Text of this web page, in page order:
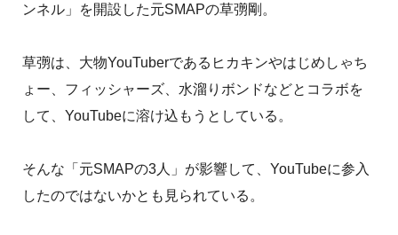
ンネル」を開設した元SMAPの草彅剛。
草彅は、大物YouTuberであるヒカキンやはじめしゃち
ょー、フィッシャーズ、水溜りボンドなどとコラボを
して、YouTubeに溶け込もうとしている。
そんな「元SMAPの3人」が影響して、YouTubeに参入
したのではないかとも見られている。